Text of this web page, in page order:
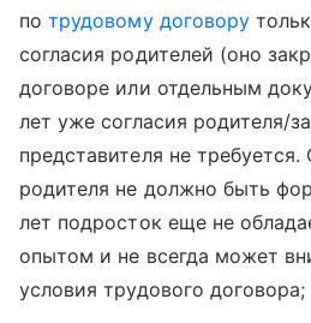
потрудовому договору
согласия родителей (оно
договоре или отдельным
лет уже согласия родителя/
представителя не требуется.
родителя не должно быть
лет подросток еще не
опытом и не всегда может
условия трудового договора;